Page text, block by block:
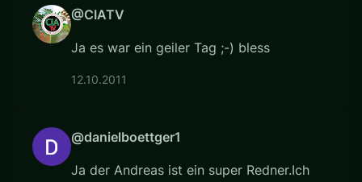
@CIATV
Ja es war ein geiler Tag ;-) bless
12.10.2011
@danielboettger1
Ja der Andreas ist ein super Redner.Ich